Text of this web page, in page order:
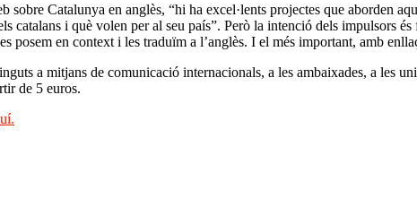
sobre Catalunya en anglès, “hi ha excel·lents projectes que aborden
catalans i què volen per al seu país”. Però la intenció dels impulsors
posem en context i les traduïm a l’anglès. I el més important, amb
a mitjans de comunicació internacionals, a les ambaixades, a les
de 5 euros.